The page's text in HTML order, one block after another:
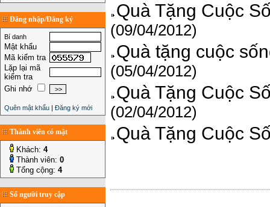
Đăng nhập/Đăng ký
Bí danh
Mật khẩu
Mã kiểm tra
Lặp lại mã
kiểm tra
Ghi nhớ
Quên mật khẩu | Đăng ký mới
Thành viên có mặt
Khách: 4
Thành viên: 0
Tổng cộng: 4
Số người truy cập
Quà Tặng Cuộc
(09/04/2012)
Quà tặng cuộc
(05/04/2012)
Quà Tặng Cuộc
(02/04/2012)
Quà Tặng Cuộc